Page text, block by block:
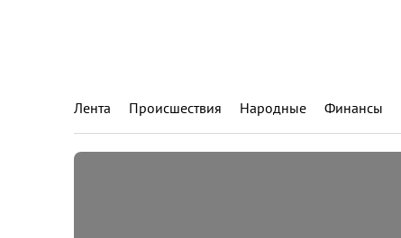
Лента Происшествия Народные Финансы